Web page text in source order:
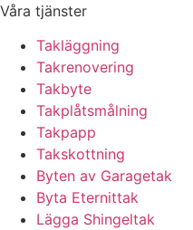
Våra tjänster
Takläggning
Takrenovering
Takbyte
Takplåtsmålning
Takpapp
Takskottning
Byten av Garagetak
Byta Eternittak
Lägga Shingeltak